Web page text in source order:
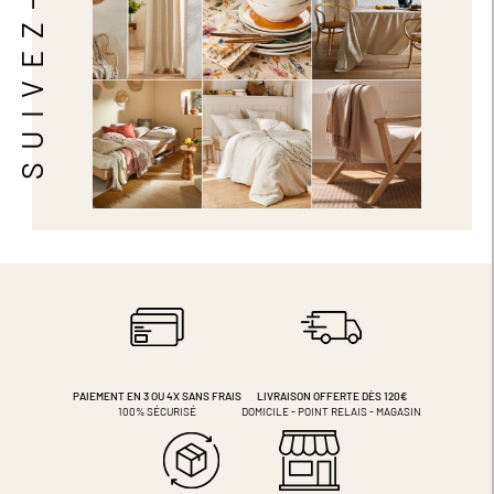
PAIEMENT EN 3 OU 4XSANS FRAIS
100% SÉCURISÉ
LIVRAISON OFFERTE DÈS 120€
DOMICILE - POINT RELAIS - MAGASIN